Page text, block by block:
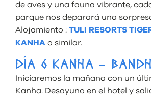
de aves y una fauna vibrante,
parque nos deparará una
Alojamiento : TULI RESORTS
KANHA o similar.
DÍA 6 KANHA –
Iniciaremos la mañana con un
Kanha. Desayuno en el hotel y